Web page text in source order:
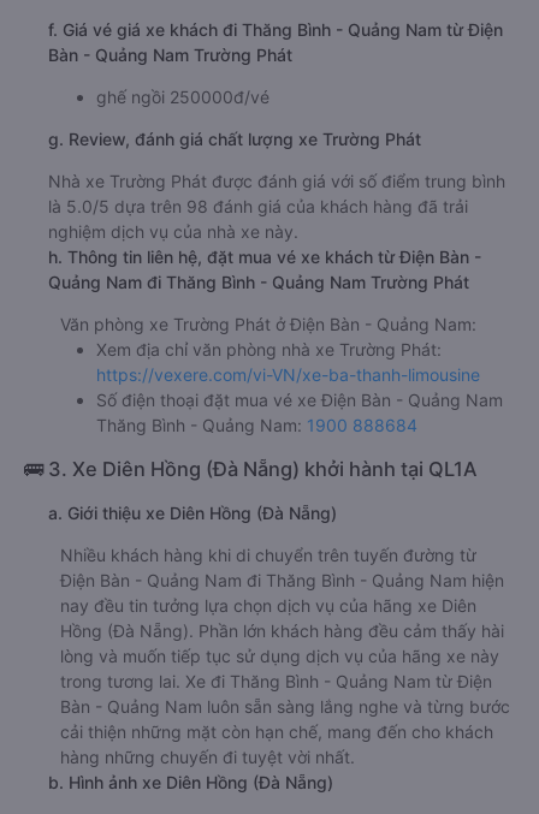
f. Giá vé giá xe khách đi Thăng Bình - Quảng Nam từ Điện
Bàn - Quảng Nam Trường Phát
ghế ngồi 250000đ/vé
g. Review, đánh giá chất lượng xe Trường Phát
Nhà xe Trường Phát được đánh giá với số điểm trung bình
là 5.0/5 dựa trên 98 đánh giá của khách hàng đã trải
nghiệm dịch vụ của nhà xe này.
h. Thông tin liên hệ, đặt mua vé xe khách từ Điện Bàn -
Quảng Nam đi Thăng Bình - Quảng Nam Trường Phát
Văn phòng xe Trường Phát ở Điện Bàn - Quảng Nam:
Xem địa chỉ văn phòng nhà xe Trường Phát:
https://vexere.com/vi-VN/xe-ba-thanh-limousine
Số điện thoại đặt mua vé xe Điện Bàn - Quảng Nam
Thăng Bình - Quảng Nam: 1900 888684
🚌 3. Xe Diên Hồng (Đà Nẵng) khởi hành tại QL1A
a. Giới thiệu xe Diên Hồng (Đà Nẵng)
Nhiều khách hàng khi di chuyển trên tuyến đường từ
Điện Bàn - Quảng Nam đi Thăng Bình - Quảng Nam hiện
nay đều tin tưởng lựa chọn dịch vụ của hãng xe Diên
Hồng (Đà Nẵng). Phần lớn khách hàng đều cảm thấy hài
lòng và muốn tiếp tục sử dụng dịch vụ của hãng xe này
trong tương lai. Xe đi Thăng Bình - Quảng Nam từ Điện
Bàn - Quảng Nam luôn sẵn sàng lắng nghe và từng bước
cải thiện những mặt còn hạn chế, mang đến cho khách
hàng những chuyến đi tuyệt vời nhất.
b. Hình ảnh xe Diên Hồng (Đà Nẵng)